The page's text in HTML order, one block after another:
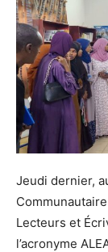
Jeudi dernier,
Lecteurs et
l’acronyme